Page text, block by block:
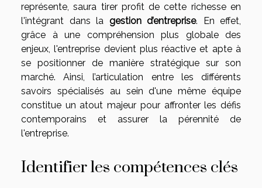
représente, saura tirer profit de cette richesse en
l'intégrant dans la gestion d’entreprise. En effet,
grâce à une compréhension plus globale des
enjeux, l'entreprise devient plus réactive et apte à
se positionner de manière stratégique sur son
marché. Ainsi, l’articulation entre les différents
savoirs spécialisés au sein d'une même équipe
constitue un atout majeur pour affronter les défis
contemporains et assurer la pérennité de
l'entreprise.
Identifier les compétences clés